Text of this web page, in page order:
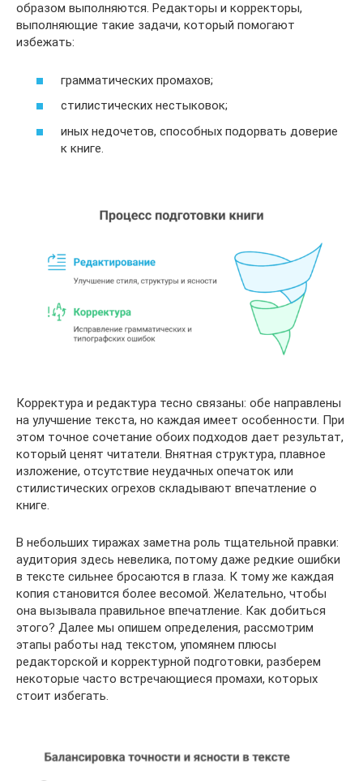
образом выполняются. Редакторы и корректоры,
выполняющие такие задачи, который помогают
избежать:
грамматических промахов;
стилистических нестыковок;
иных недочетов, способных подорвать доверие
к книге.
Корректура и редактура тесно связаны: обе направлены
на улучшение текста, но каждая имеет особенности. При
этом точное сочетание обоих подходов дает результат,
который ценят читатели. Внятная структура, плавное
изложение, отсутствие неудачных опечаток или
стилистических огрехов складывают впечатление о
книге.
В небольших тиражах заметна роль тщательной правки:
аудитория здесь невелика, потому даже редкие ошибки
в тексте сильнее бросаются в глаза. К тому же каждая
копия становится более весомой. Желательно, чтобы
она вызывала правильное впечатление. Как добиться
этого? Далее мы опишем определения, рассмотрим
этапы работы над текстом, упомянем плюсы
редакторской и корректурной подготовки, разберем
некоторые часто встречающиеся промахи, которых
стоит избегать.